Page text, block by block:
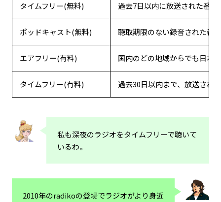
タイムフリー(無料) 過去7日以内に放送された番
ポッドキャスト(無料) 聴取期限のない録音された番
エアフリー(有料) 国内のどの地域からでも日本
タイムフリー(有料) 過去30日以内まで、放送され
私も深夜のラジオをタイムフリーで聴いて
いるわ。
2010年のradikoの登場でラジオがより身近